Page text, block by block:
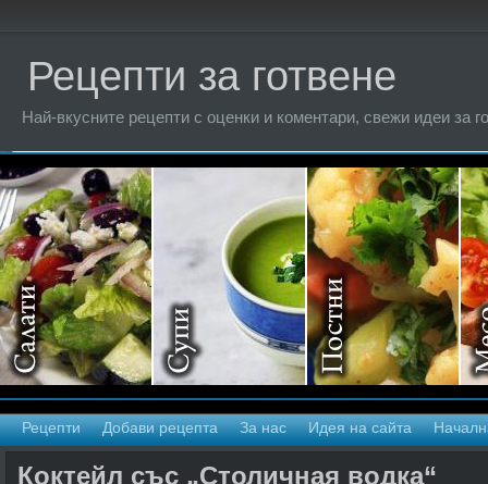
Рецепти за готвене
Най-вкусните рецепти с оценки и коментари, свежи идеи за
Рецепти Добави рецепта За нас Идея на сайта
Коктейл със „Столичная водка“